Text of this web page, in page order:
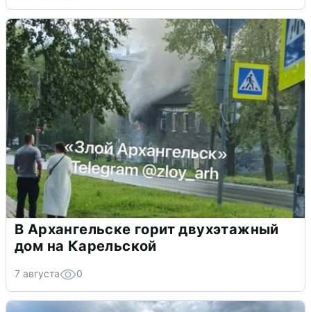
В Архангельске горит двухэтажный
дом на Карельской
7 августа 0